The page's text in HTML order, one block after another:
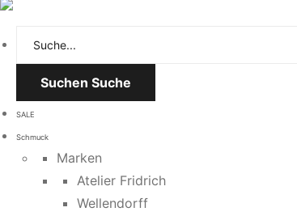
Suchen Suche
SALE
Schmuck
Marken
Atelier Fridrich
Wellendorff